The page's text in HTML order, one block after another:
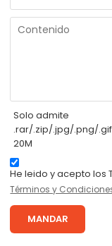
Solo admite
.rar/.zip/.jpg/.png/
20M
He leido y acepto los
Términos y
MANDAR